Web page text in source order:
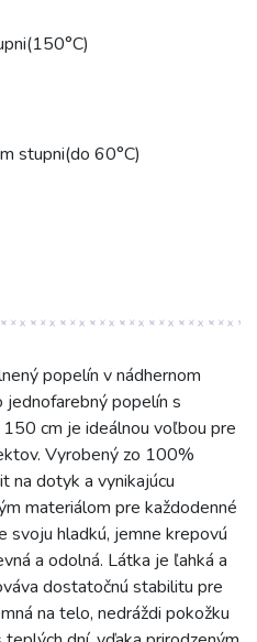
stupni(do 60°C)
popelín v nádhernom
popelín s
cm je ideálnou voľbou pre
Vyrobený zo 100%
na dotyk a vynikajúcu
materiálom pre každodenné
svoju hladkú, jemne krepovú
a odolná. Látka je ľahká a
dostatočnú stabilitu pre
na telo, nedráždi pokožku